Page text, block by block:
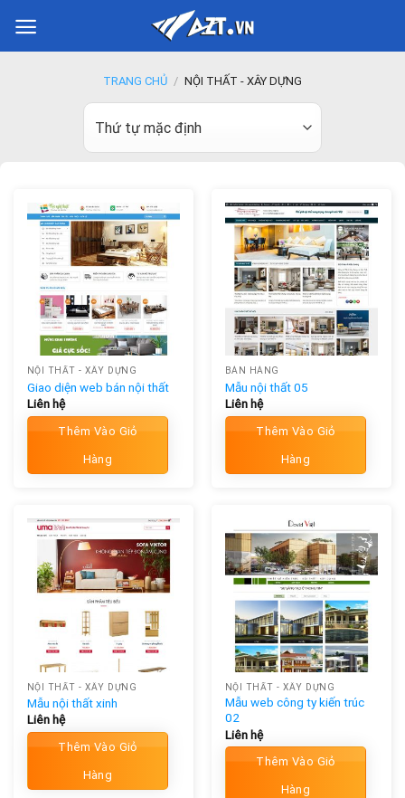
content
TRANG CHỦ / NỘI THẤT - XÂY DỰNG
NỘI THẤT - XÂY DỰNG
Giao diện web bán nội thất
Liên hệ
Thêm Vào Giỏ
Hàng
BÁN HÀNG
Mẫu nội thất 05
Liên hệ
Thêm Vào Giỏ
Hàng
NỘI THẤT - XÂY DỰNG
Mẫu nội thất xinh
Liên hệ
Thêm Vào Giỏ
Hàng
NỘI THẤT - XÂY DỰNG
Mẫu web công ty kiến trúc
02
Liên hệ
Thêm Vào Giỏ
Hàng